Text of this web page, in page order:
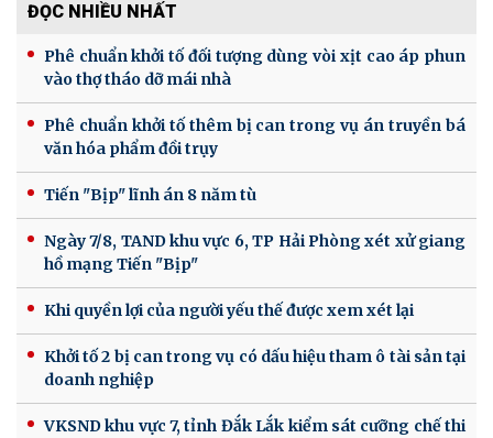
ĐỌC NHIỀU NHẤT
Phê chuẩn khởi tố đối tượng dùng vòi xịt cao áp phun
vào thợ tháo dỡ mái nhà
Phê chuẩn khởi tố thêm bị can trong vụ án truyền bá
văn hóa phẩm đồi trụy
Tiến "Bịp" lĩnh án 8 năm tù
Ngày 7/8, TAND khu vực 6, TP Hải Phòng xét xử giang
hồ mạng Tiến "Bịp"
Khi quyền lợi của người yếu thế được xem xét lại
Khởi tố 2 bị can trong vụ có dấu hiệu tham ô tài sản tại
doanh nghiệp
VKSND khu vực 7, tỉnh Đắk Lắk kiểm sát cưỡng chế thi